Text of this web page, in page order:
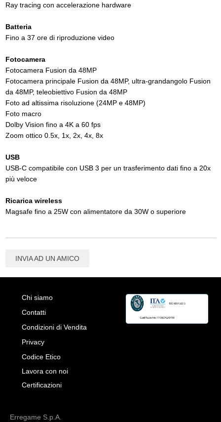
Ray tracing con accelerazione hardware
Batteria
Fino a 37 ore di riproduzione video
Fotocamera
Fotocamera Fusion da 48MP
Fotocamera principale Fusion da 48MP, ultra-grandangolo Fusion
da 48MP, teleobiettivo Fusion da 48MP
Foto ad altissima risoluzione (24MP e 48MP)
Foto macro
Dolby Vision fino a 4K a 60 fps
Zoom ottico 0.5x, 1x, 2x, 4x, 8x
USB
USB-C compatibile con USB 3 per un trasferimento dati fino a 20x
più veloce
Ricarica wireless
Magsafe fino a 25W con alimentatore da 30W o superiore
INVIA AD UN AMICO
Chi siamo
Contatti
Condizioni di Vendita
Privacy
Codice Etico
Lavora con noi
Certificazioni
Erregame S.p.A.